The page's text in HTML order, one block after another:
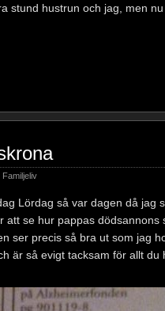
stund hustrun och jag, men
Familjeliv
Lördag så var dagen då jag
att se hur pappas
ser precis så bra ut som jag
är så evigt tacksam för allt du